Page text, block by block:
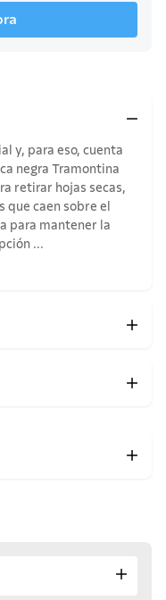
y, para eso, cuenta
negra Tramontina
retirar hojas secas,
caen sobre el
para mantener la
...